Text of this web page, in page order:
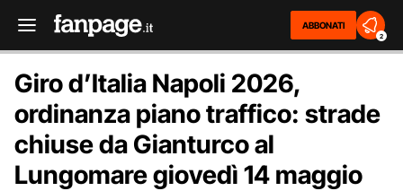
ABBONATI
2
Giro d’Italia Napoli 2026,
ordinanza piano traffico: strade
chiuse da Gianturco al
Lungomare giovedì 14 maggio